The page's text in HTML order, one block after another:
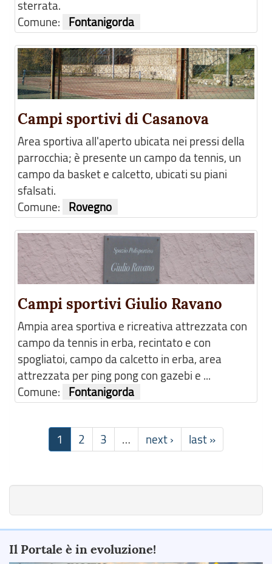
sterrata.
Comune:
Fontanigorda
Campi sportivi di Casanova
Area sportiva all'aperto ubicata nei pressi della
parrocchia; è presente un campo da tennis, un
campo da basket e calcetto, ubicati su piani
sfalsati.
Comune:
Rovegno
Campi sportivi Giulio Ravano
Ampia area sportiva e ricreativa attrezzata con
campo da tennis in erba, recintato e con
spogliatoi, campo da calcetto in erba, area
attrezzata per ping pong con gazebi e ...
Comune:
Fontanigorda
1 2 3 … next › last »
Il Portale è in evoluzione!